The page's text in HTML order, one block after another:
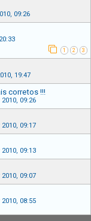
09:26
1 2 3
19:47
corretos !!!
2010, 09:26
2010, 09:17
2010, 09:13
2010, 09:07
2010, 08:55